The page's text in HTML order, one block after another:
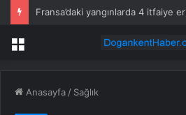
Fransa’daki yangınlarda 4 itfaiye
Menü
Anasayfa / Sağlık